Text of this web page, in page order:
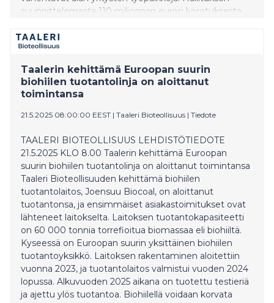
suunnittelemasta 110 miljoonan euron korotuksesta
asemesta tehtävä ennakoitavaa ja tasapuolista
veropolitiikkaa.
Taalerin kehittämä Euroopan suurin
biohiilen tuotantolinja on aloittanut
toimintansa
21.5.2025 08:00:00 EEST | Taaleri Bioteollisuus | Tiedote
TAALERI BIOTEOLLISUUS LEHDISTÖTIEDOTE
21.5.2025 KLO 8.00 Taalerin kehittämä Euroopan
suurin biohiilen tuotantolinja on aloittanut toimintansa
Taaleri Bioteollisuuden kehittämä biohiilen
tuotantolaitos, Joensuu Biocoal, on aloittanut
tuotantonsa, ja ensimmäiset asiakastoimitukset ovat
lähteneet laitokselta. Laitoksen tuotantokapasiteetti
on 60 000 tonnia torrefioitua biomassaa eli biohiiltä.
Kyseessä on Euroopan suurin yksittäinen biohiilen
tuotantoyksikkö. Laitoksen rakentaminen aloitettiin
vuonna 2023, ja tuotantolaitos valmistui vuoden 2024
lopussa. Alkuvuoden 2025 aikana on tuotettu testieriä
ja ajettu ylös tuotantoa. Biohiilellä voidaan korvata